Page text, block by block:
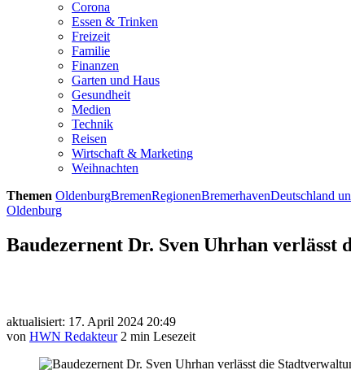
Corona
Essen & Trinken
Freizeit
Familie
Finanzen
Garten und Haus
Gesundheit
Medien
Technik
Reisen
Wirtschaft & Marketing
Weihnachten
Themen OldenburgBremenRegionenBremerhavenDeutschland
Oldenburg
Baudezernent Dr. Sven Uhrhan verlässt
aktualisiert: 17. April 2024 20:49
von HWN Redakteur 2 min Lesezeit